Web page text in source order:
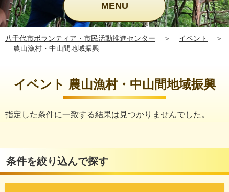
MENU
八千代市ボランティア・市民活動推進センター ＞ イベント
＞
農山漁村・中山間地域振興
イベント 農山漁村・中山間地域振興
指定した条件に一致する結果は見つかりませんでした。
条件を絞り込んで探す